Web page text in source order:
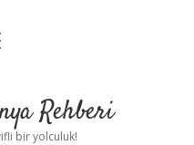
Rehberi
bir yolculuk!